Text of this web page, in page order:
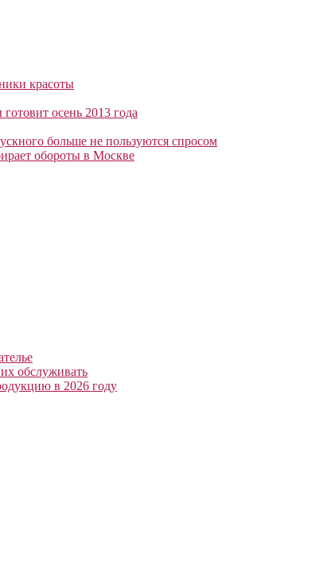
красоты
осень 2013 года
больше не пользуются спросом
обороты в Москве
обслуживать
в 2026 году